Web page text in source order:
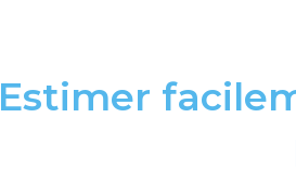
Estimer